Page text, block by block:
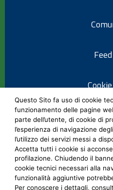
Note
Social
Questo Sito fa uso di cookie
funzionamento delle pagine
parte dell’utente, di cookie di
l’esperienza di navigazione
l’utilizzo dei servizi messi a
Accetta tutti i cookie si
profilazione. Chiudendo il
cookie tecnici necessari alla
funzionalità aggiuntive
Per conoscere i dettagli,